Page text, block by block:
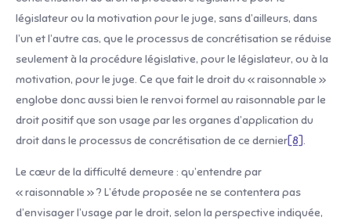
législateur ou la motivation pour le juge, sans d’ailleurs, dans
l’un et l’autre cas, que le processus de concrétisation se réduise
seulement à la procédure législative, pour le législateur, ou à la
motivation, pour le juge. Ce que fait le droit du « raisonnable »
englobe donc aussi bien le renvoi formel au raisonnable par le
droit positif que son usage par les organes d’application du
droit dans le processus de concrétisation de ce dernier[8].
Le cœur de la difficulté demeure : qu’entendre par
« raisonnable » ? L’étude proposée ne se contentera pas
d’envisager l’usage par le droit, selon la perspective indiquée,